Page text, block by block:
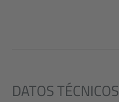
DATOS TÉCNICOS